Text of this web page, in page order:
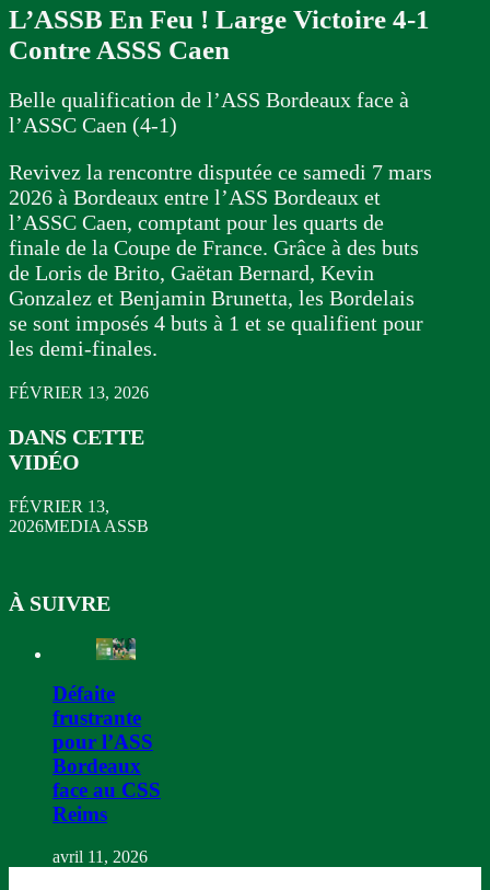
L’ASSB En Feu ! Large Victoire 4-1
Contre ASSS Caen
Belle qualification de l’ASS Bordeaux face à
l’ASSC Caen (4-1)
Revivez la rencontre disputée ce samedi 7 mars
2026 à Bordeaux entre l’ASS Bordeaux et
l’ASSC Caen, comptant pour les quarts de
finale de la Coupe de France. Grâce à des buts
de Loris de Brito, Gaëtan Bernard, Kevin
Gonzalez et Benjamin Brunetta, les Bordelais
se sont imposés 4 buts à 1 et se qualifient pour
les demi-finales.
FÉVRIER 13, 2026
DANS CETTE
VIDÉO
FÉVRIER 13,
2026MEDIA ASSB
À SUIVRE
Défaite
frustrante
pour l’ASS
Bordeaux
face au CSS
Reims
avril 11, 2026